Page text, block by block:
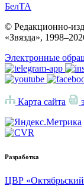
БелТА
© Редакционно-
«Звязда», 1998–
Электронные
Карта сайта
Разработка
ЦВР